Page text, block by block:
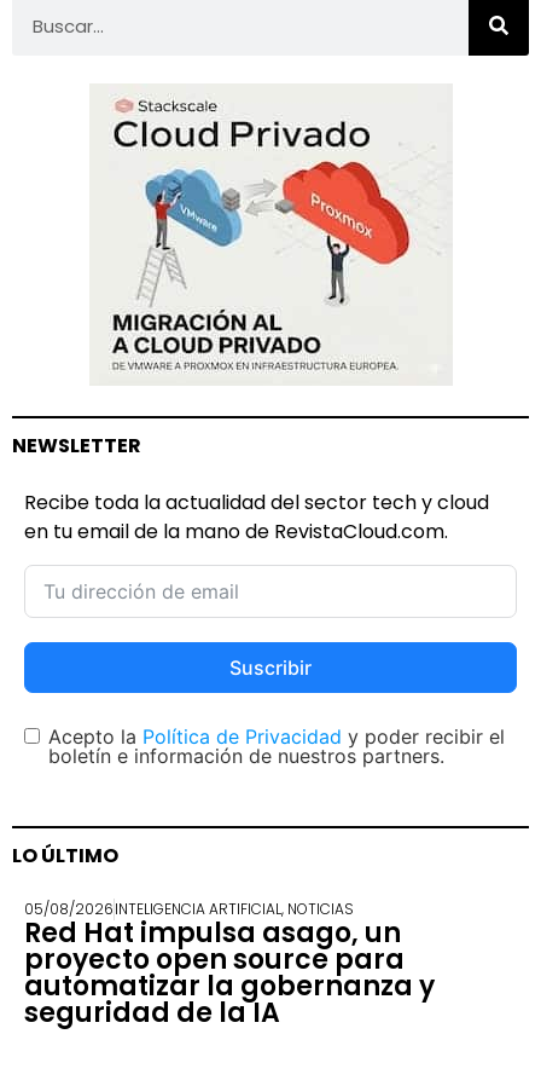
NEWSLETTER
Recibe toda la actualidad del sector tech y cloud
en tu email de la mano de RevistaCloud.com.
Suscribir
Acepto la Política de Privacidad y poder recibir el
boletín e información de nuestros partners.
LO ÚLTIMO
05/08/2026INTELIGENCIA ARTIFICIAL, NOTICIAS
Red Hat impulsa asago, un
proyecto open source para
automatizar la gobernanza y
seguridad de la IA